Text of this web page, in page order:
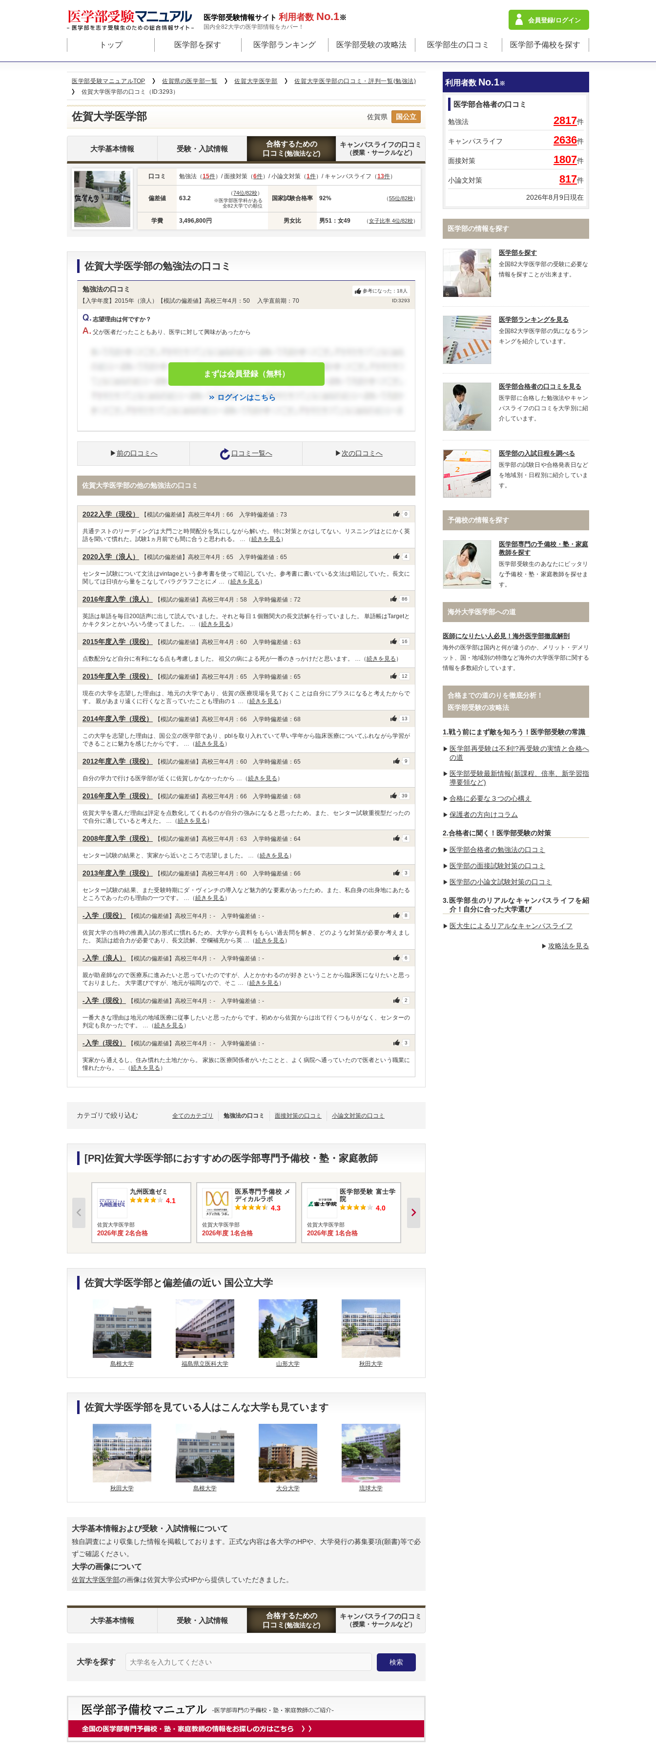
医学部受験情報サイト 利用者数 No.1※
国内全82大学の医学部情報をカバー！
会員登録/ログイン
トップ 医学部を探す 医学部ランキング 医学部受験の攻略法 医学部生の口コミ 医学部予備校を探す
医学部受験マニュアルTOP 佐賀県の医学部一覧 佐賀大学医学部
佐賀大学医学部の口コミ・評判一覧(勉強法)
佐賀大学医学部の口コミ（ID:3293）
佐賀大学医学部 佐賀県 国公立
大学基本情報 受験・入試情報
合格するための
口コミ (勉強法など)
キャンパスライフの口コミ
（授業・サークルなど）
口コミ 勉強法（15件）/ 面接対策（6件）/ 小論文対策（1件）/ キャンパスライフ（13件）
偏差値 63.2
（74位/82校）
※医学部医学科がある
全82大学での順位
国家試験合格率 92% （55位/82校）
学費 3,496,800円 男女比 男51：女49 （女子比率 4位/82校）
佐賀大学医学部の勉強法の口コミ
勉強法の口コミ
【入学年度】2015年（浪人）【模試の偏差値】高校三年4月：50 入学直前期：70 ID:3293
参考になった： 18 人
志望理由は何ですか？
父が医者だったこともあり、医学に対して興味があったから
まずは会員登録（無料）
ログインはこちら
前の口コミへ 口コミ一覧へ 次の口コミへ
佐賀大学医学部の他の勉強法の口コミ
2022入学（現役） 【模試の偏差値】高校三年4月：66 入学時偏差値：73 0
共通テストのリーディングは大門ごと時間配分を気にしながら解いた。特に対策とかはしてない。リスニングはとにかく英
語を聞いて慣れた。試験1ヵ月前でも間に合うと思われる。 …（続きを見る ）
2020入学（浪人） 【模試の偏差値】高校三年4月：65 入学時偏差値：65 4
センター試験について文法はvintageという参考書を使って暗記していた。参考書に書いている文法は暗記していた。長文に
関しては日頃から量をこなしてパラグラフごとにメ …（続きを見る ）
2016年度入学（浪人） 【模試の偏差値】高校三年4月：58 入学時偏差値：72 86
英語は単語を毎日200語声に出して読んでいました。それと毎日１個難関大の長文読解を行っていました。 単語帳はTargetと
かキクタンとかいろいろ使ってました。 …（続きを見る ）
2015年度入学（現役） 【模試の偏差値】高校三年4月：60 入学時偏差値：63 16
点数配分など自分に有利になる点も考慮しました。 祖父の病による死が一番のきっかけだと思います。 …（続きを見る ）
2015年度入学（現役） 【模試の偏差値】高校三年4月：65 入学時偏差値：65 12
現在の大学を志望した理由は、地元の大学であり、佐賀の医療現場を見ておくことは自分にプラスになると考えたからで
す。 親があまり遠くに行くなと言っていたことも理由の１ …（続きを見る ）
2014年度入学（現役） 【模試の偏差値】高校三年4月：66 入学時偏差値：68 13
この大学を志望した理由は、国公立の医学部であり、pblを取り入れていて早い学年から臨床医療についてふれながら学習が
できることに魅力を感じたからです。 …（続きを見る ）
2012年度入学（現役） 【模試の偏差値】高校三年4月：60 入学時偏差値：65 9
自分の学力で行ける医学部が近くに佐賀しかなかったから …（続きを見る ）
2016年度入学（現役） 【模試の偏差値】高校三年4月：66 入学時偏差値：68 39
佐賀大学を選んだ理由は評定を点数化してくれるのが自分の強みになると思ったため。また、センター試験重視型だったの
で自分に適していると考えた。 …（続きを見る ）
2008年度入学（現役） 【模試の偏差値】高校三年4月：63 入学時偏差値：64 4
センター試験の結果と、実家から近いところで志望しました。 …（続きを見る ）
2013年度入学（現役） 【模試の偏差値】高校三年4月：60 入学時偏差値：66 3
センター試験の結果、また受験時期にダ・ヴィンチの導入など魅力的な要素があったため。また、私自身の出身地にあたる
ところであったのも理由の一つです。 …（続きを見る ）
-入学（現役） 【模試の偏差値】高校三年4月：- 入学時偏差値：- 8
佐賀大学の当時の推薦入試の形式に慣れるため、大学から資料をもらい過去問を解き、どのような対策が必要か考えまし
た。 英語は総合力が必要であり、長文読解、空欄補充から英 …（続きを見る ）
-入学（浪人） 【模試の偏差値】高校三年4月：- 入学時偏差値：- 6
親が助産師なので医療系に進みたいと思っていたのですが、人とかかわるのが好きということから臨床医になりたいと思っ
ておりました。 大学選びですが、地元が福岡なので、そこ …（続きを見る ）
-入学（現役） 【模試の偏差値】高校三年4月：- 入学時偏差値：- 2
一番大きな理由は地元の地域医療に従事したいと思ったからです。初めから佐賀からは出て行くつもりがなく、センターの
判定も良かったです。 …（続きを見る ）
-入学（現役） 【模試の偏差値】高校三年4月：- 入学時偏差値：- 3
実家から通えるし、住み慣れた土地だから。 家族に医療関係者がいたことと、よく病院へ通っていたので医者という職業に
憧れたから。 …（続きを見る ）
カテゴリで絞り込む 全てのカテゴリ 勉強法の口コミ 面接対策の口コミ 小論文対策の口コミ
[PR]佐賀大学医学部におすすめの医学部専門予備校・塾・家庭教師
九州医進ゼミ
4.1
佐賀大学医学部
2026年度 2名合格
医系専門予備校 メ
ディカルラボ
4.3
佐賀大学医学部
2026年度 1名合格
医学部受験 富士学
院
4.0
佐賀大学医学部
2026年度 1名合格
佐賀大学医学部と偏差値の近い 国公立大学
島根大学 福島県立医科大学 山形大学 秋田大学
佐賀大学医学部を見ている人はこんな大学も見ています
秋田大学 島根大学 大分大学 琉球大学
大学基本情報および受験・入試情報について
独自調査により収集した情報を掲載しております。正式な内容は各大学のHPや、大学発行の募集要項(願書)等で必
ずご確認ください。
大学の画像について
佐賀大学医学部の画像は佐賀大学公式HPから提供していただきました。
大学基本情報 受験・入試情報
合格するための
口コミ (勉強法など)
キャンパスライフの口コミ
（授業・サークルなど）
大学を探す
利用者数 No.1※
医学部合格者の口コミ
勉強法 2817件
キャンパスライフ 2636件
面接対策 1807件
小論文対策 817件
2026年8月9日現在
医学部の情報を探す
医学部を探す
全国82大学医学部の受験に必要な
情報を探すことが出来ます。
医学部ランキングを見る
全国82大学医学部の気になるラン
キングを紹介しています。
医学部合格者の口コミを見る
医学部に合格した勉強法やキャン
パスライフの口コミを大学別に紹
介しています。
医学部の入試日程を調べる
医学部の試験日や合格発表日など
を地域別・日程別に紹介していま
す。
予備校の情報を探す
医学部専門の予備校・塾・家庭
教師を探す
医学部受験生のあなたにピッタリ
な予備校・塾・家庭教師を探せま
す。
海外大学医学部への道
医師になりたい人必見！海外医学部徹底解剖
海外の医学部は国内と何が違うのか、メリット・デメリ
ット、国・地域別の特徴など海外の大学医学部に関する
情報を多数紹介しています。
合格までの道のりを徹底分析！
医学部受験の攻略法
1.戦う前にまず敵を知ろう！医学部受験の常識
医学部再受験は不利!?再受験の実情と合格へ
の道
医学部受験最新情報(新課程、倍率、新学習指
導要領など)
合格に必要な３つの心構え
保護者の方向けコラム
2.合格者に聞く！医学部受験の対策
医学部合格者の勉強法の口コミ
医学部の面接試験対策の口コミ
医学部の小論文試験対策の口コミ
3.医学部生のリアルなキャンパスライフを紹
介！自分に合った大学選び
医大生によるリアルなキャンパスライフ
攻略法を見る